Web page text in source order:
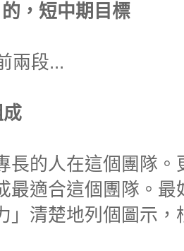
，短中期目標
兩段...
長的人在這個團隊
最適合這個團隊。
」清楚地列個圖示